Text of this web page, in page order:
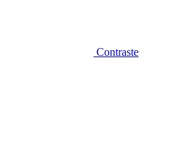
Contraste